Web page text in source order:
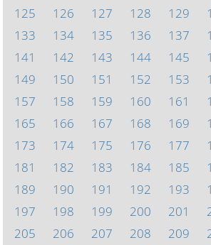
125
126 127 128 129
133
134 135 136 137
141
142 143 144 145
149
150 151 152 153
157
158 159 160 161
165
166 167 168 169
173
174 175 176 177
181
182 183 184 185
189
190 191 192 193
197
198 199 200 201
205
206 207 208 209